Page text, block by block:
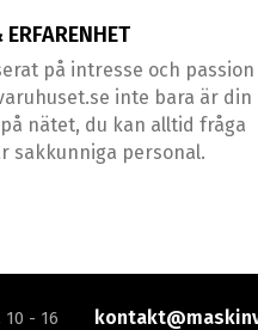
på intresse och passion
inte bara är din
nätet, du kan alltid fråga
sakkunniga personal.
10 - 16